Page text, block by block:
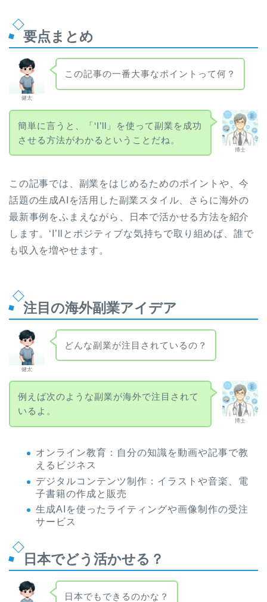
要点まとめ
健太
この記事の一番大事なポイントって何？
博士
簡単に言うと、「‘I’ll」を使って副業を成功
させる方法がわかるということだね。
この記事では、副業をはじめるためのポイントや、今
話題の生成AIを活用した副業スタイル、さらに海外の
最新事例をふまえながら、日本で活かせる方法を紹介
します。‘I’llとポジティブな気持ちで取り組めば、誰で
も収入を増やせます。
注目の海外副業アイデア
健太
どんな副業が注目されているの？
博士
例えば次のような副業が海外で注目されて
いるよ。
オンライン教育：自分の知識を動画や記事で教
えるビジネス
デジタルコンテンツ制作：イラストや音楽、電
子書籍の作成と販売
生成AIを使ったライティングや画像制作の受注
サービス
日本でどう活かせる？
日本でもできるのかな？